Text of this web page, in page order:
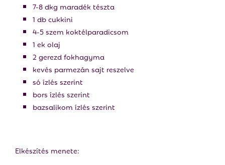
7-8 dkg maradék tészta
1 db cukkini
4-5 szem koktélparadicsom
1 ek olaj
2 gerezd fokhagyma
kevés parmezán sajt reszelve
só ízlés szerint
bors ízlés szerint
bazsalikom ízlés szerint
Elkészítés menete: